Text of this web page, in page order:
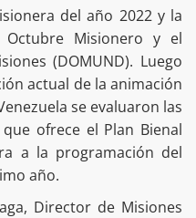
del año 2022 y la
Octubre Misionero y el
(DOMUND). Luego
actual de la animación
se evaluaron las
ofrece el Plan Bienal
a la programación del
año.
Director de Misiones